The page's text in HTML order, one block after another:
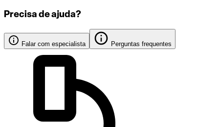
Precisa de ajuda?
Falar com especialista Perguntas frequentes